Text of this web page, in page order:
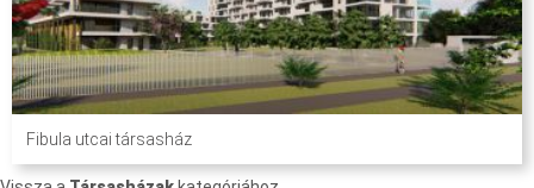
Fibula utcai társasház